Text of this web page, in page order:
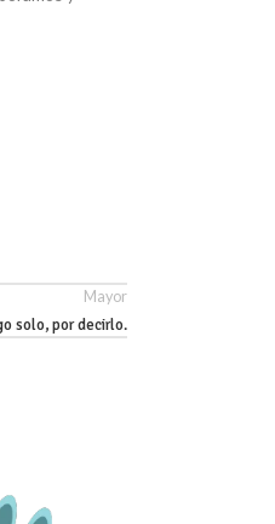
Mayor
solo, por decirlo.